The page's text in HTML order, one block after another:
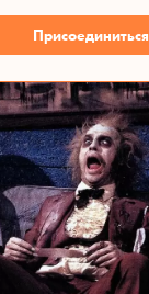
Присоединиться